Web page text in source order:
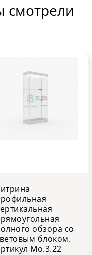
смотрели
обзора со
блоком.
Мо.3.22